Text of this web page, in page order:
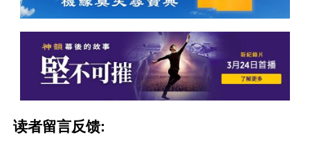
读者留言反馈: